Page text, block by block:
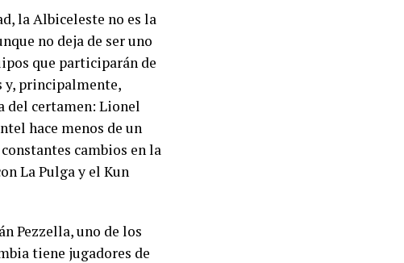
la Albiceleste no es la
no deja de ser uno
que participarán de
y, principalmente,
del certamen: Lionel
hace menos de un
cambios en la
La Pulga y el Kun
Pezzella, uno de los
tiene jugadores de